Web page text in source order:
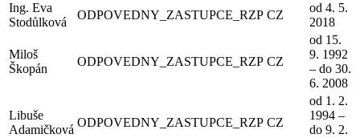
Ing. Eva
Stodůlková
ODPOVEDNY_ZASTUPCE_RZP CZ
od 4. 5.
2018
Miloš
Škopán
ODPOVEDNY_ZASTUPCE_RZP CZ
od 15.
9. 1992
– do 30.
6. 2008
Libuše
Adamičková
ODPOVEDNY_ZASTUPCE_RZP CZ
od 1. 2.
1994 –
do 9. 2.